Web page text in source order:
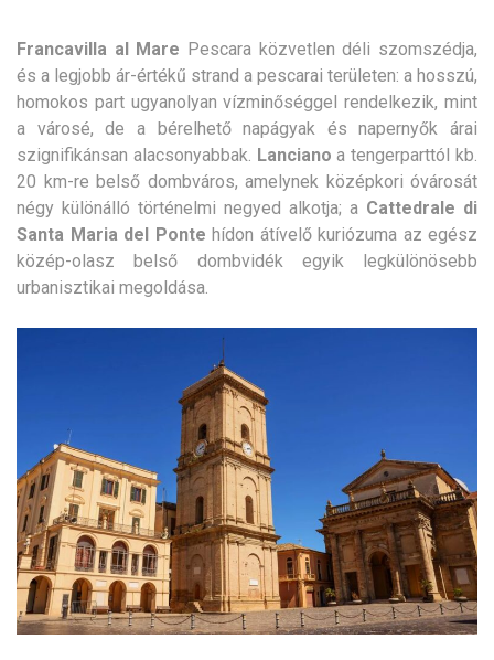
Francavilla al Mare Pescara közvetlen déli szomszédja,
és a legjobb ár-értékű strand a pescarai területen: a hosszú,
homokos part ugyanolyan vízminőséggel rendelkezik, mint
a városé, de a bérelhető napágyak és napernyők árai
szignifikánsan alacsonyabbak. Lanciano a tengerparttól kb.
20 km-re belső dombváros, amelynek középkori óvárosát
négy különálló történelmi negyed alkotja; a Cattedrale di
Santa Maria del Ponte hídon átívelő kuriózuma az egész
közép-olasz belső dombvidék egyik legkülönösebb
urbanisztikai megoldása.